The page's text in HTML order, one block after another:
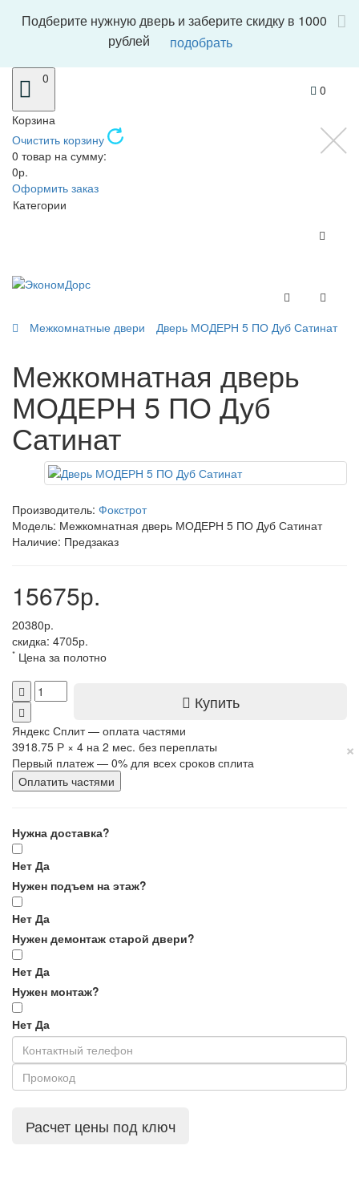
Подберите нужную дверь и заберите скидку в 1000
рублей
подобрать
0
0
Корзина
Очистить корзину
0 товар на сумму:
0р.
Оформить заказ
Категории
Межкомнатные двери Дверь МОДЕРН 5 ПО Дуб Сатинат
Межкомнатная дверь
МОДЕРН 5 ПО Дуб
Сатинат
Производитель: Фокстрот
Модель: Межкомнатная дверь МОДЕРН 5 ПО Дуб Сатинат
Наличие: Предзаказ
15675р.
20380р.
скидка: 4705р.
* Цена за полотно
Купить
Яндекс Сплит — оплата частями
3918.75 Р × 4 на 2 мес. без переплаты
Первый платеж — 0% для всех сроков сплита
Оплатить частями
Нужна доставка?
Нет Да
Нужен подъем на этаж?
Нет Да
Нужен демонтаж старой двери?
Нет Да
Нужен монтаж?
Нет Да
Расчет цены под ключ
×